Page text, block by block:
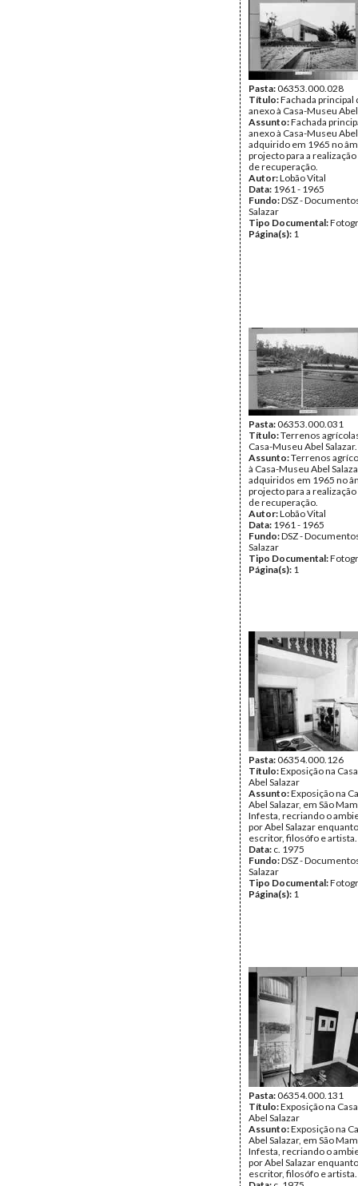
Pasta:06353.000.028
Título:Fachada principal
anexo à Casa-Museu
Assunto:Fachada
anexo à Casa-Museu
adquirido em 1965 no
projecto para a
de recuperação.
Autor:Lobão Vital
Data: 1961 - 1965
Fundo:DSZ -
Salazar
Tipo Documental:
Página(s): 1
Pasta:06353.000.031
Título:Terrenos
Casa-Museu Abel Salazar.
Assunto:Terrenos
à Casa-Museu Abel
adquiridos em 1965 no
projecto para a
de recuperação.
Autor:Lobão Vital
Data: 1961 - 1965
Fundo:DSZ -
Salazar
Tipo Documental:
Página(s): 1
Pasta:06354.000.126
Título:Exposição na
Abel Salazar
Assunto:Exposição na
Abel Salazar, em São
Infesta, recriando o
por Abel Salazar
escritor, filosófo e artista.
Data: c. 1975
Fundo:DSZ -
Salazar
Tipo Documental:
Página(s): 1
Pasta:06354.000.131
Título:Exposição na
Abel Salazar
Assunto:Exposição na
Abel Salazar, em São
Infesta, recriando o
por Abel Salazar
escritor, filosófo e artista.